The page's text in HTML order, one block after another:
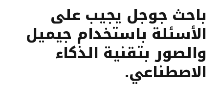
باحث جوجل يجيب على
الأسئلة باستخدام جيميل
والصور بتقنية الذكاء
الاصطناعي.